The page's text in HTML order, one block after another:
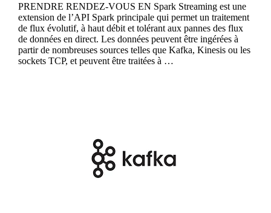
PRENDRE RENDEZ-VOUS EN Spark Streaming est une
extension de l’API Spark principale qui permet un traitement
de flux évolutif, à haut débit et tolérant aux pannes des flux
de données en direct. Les données peuvent être ingérées à
partir de nombreuses sources telles que Kafka, Kinesis ou les
sockets TCP, et peuvent être traitées à …